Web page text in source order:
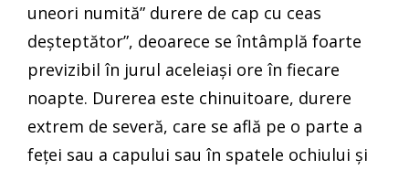
uneori numită” durere de cap cu ceas
deșteptător”, deoarece se întâmplă foarte
previzibil în jurul aceleiași ore în fiecare
noapte. Durerea este chinuitoare, durere
extrem de severă, care se află pe o parte a
feței sau a capului sau în spatele ochiului și